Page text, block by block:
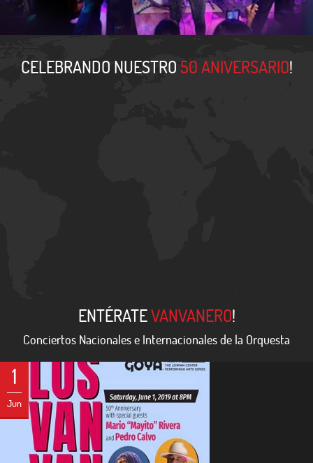
CELEBRANDO NUESTRO50 ANIVERSARIO!
ENTÉRATEVANVANERO!
Conciertos Nacionales e Internacionales de la Orquesta
1
Jun